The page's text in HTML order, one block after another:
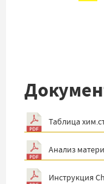
Таблица
Анализ
Инструкция